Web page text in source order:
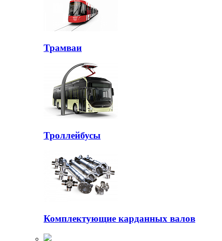
Трамваи
Троллейбусы
Комплектующие карданных валов